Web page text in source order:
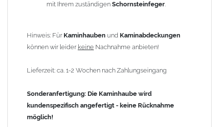
mit Ihrem zuständigen Schornsteinfeger.
Hinweis: Für Kaminhauben und Kaminabdeckungen
können wir leider keine Nachnahme anbieten!
Lieferzeit: ca. 1-2 Wochen nach Zahlungseingang
Sonderanfertigung: Die Kaminhaube wird
kundenspezifisch angefertigt - keine Rücknahme
möglich!